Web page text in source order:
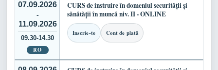
07.09.2026
-
11.09.2026
09.30-14.30
RO
CURS de instruire în domeniul securității și
sănătății în muncă niv. II - ONLINE
Inscrie-te Cont de plată